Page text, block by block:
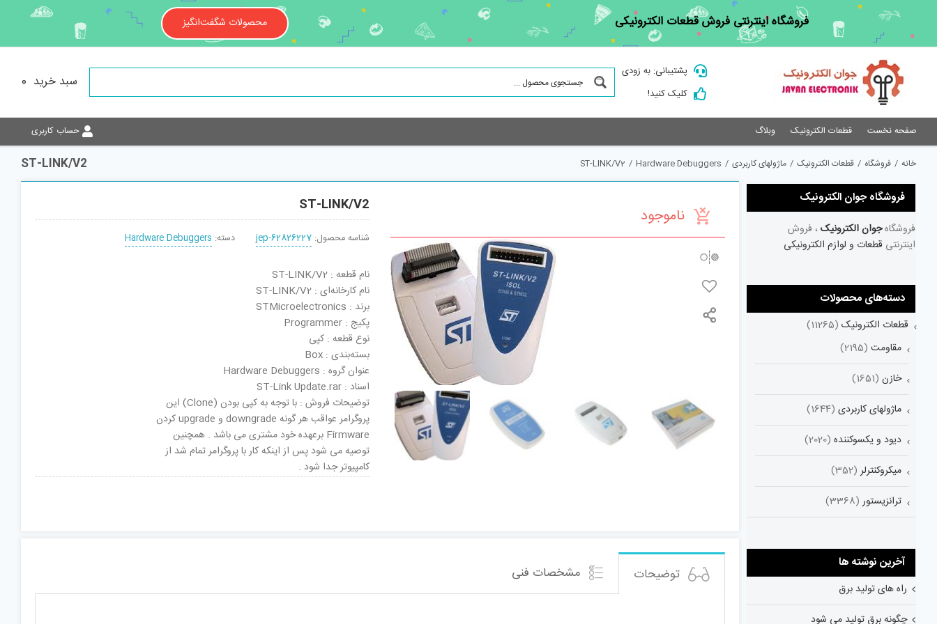
content
فروشگاه اینترنتی فروش قطعات الکترونیکی محصولات شگفت‌انگیز
پشتیبانی: به زودی
کلیک کنید!
سبد خرید 0
صفحه نخست قطعات الکترونیک وبلاگ حساب کاربری
ST-LINK/V2 خانه / فروشگاه / قطعات الکترونیک / ماژولهای کاربردی /
Hardware Debuggers
/
ST-LINK/V2
ناموجود ST-LINK/V2
شناسه محصول: jep-62826227 دسته: Hardware Debuggers
نام قطعه : ST-LINK/V2
نام کارخانه‌ای : ST-LINK/V2
برند : STMicroelectronics
پکیج : Programmer
نوع قطعه : کپی
بسته‌بندی : Box
عنوان گروه : Hardware Debuggers
اسناد : ST-Link Update.rar
توضیحات فروش : با توجه به کپی بودن (Clone) این
پروگرامر عواقب هر گونه downgrade و upgrade کردن
Firmware برعهده خود مشتری می باشد . همچنین
توصیه می شود پس از اينکه کار با پروگرامر تمام شد از
کامپيوتر جدا شود .
توضیحات مشخصات فنی
فروشگاه جوان الکترونیک
فروشگاهجوان الکترونیک ، فروش
اینترنتی قطعات و لوازم الکترونیکی
دسته‌های محصولات
قطعات الکترونیک (11265)
مقاومت (2195)
خازن (1651)
ماژولهای کاربردی (1644)
دیود و یکسوکننده (2020)
میکروکنترلر (352)
ترانزیستور (3368)
آخرین نوشته ها
راه های تولید برق
چگونه برق تولید می شود